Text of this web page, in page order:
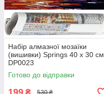
Набір алмазної мозаїки
(вишивки) Springs 40 x 30 см
DP0023
Готово до відправки
530 ₴